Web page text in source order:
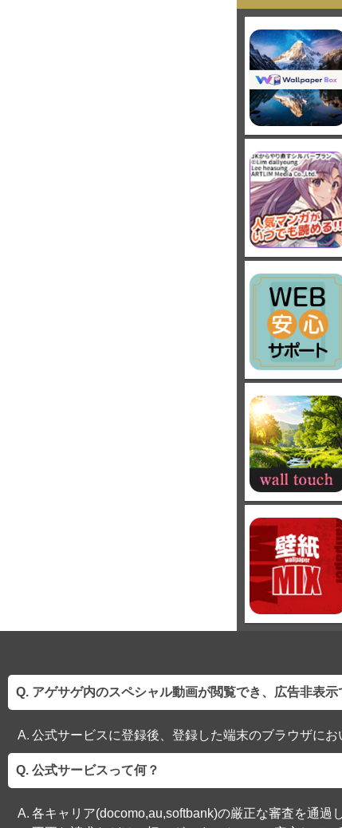
アゲサゲ内のスペシャル動画が閲覧でき、広告非表示
公式サービスに登録後、登録した端末のブラウザに
公式サービスって何？
各キャリア(docomo,au,softbank)の厳正な審査を通過